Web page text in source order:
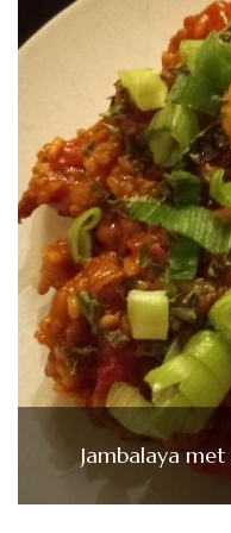
Jambalaya met